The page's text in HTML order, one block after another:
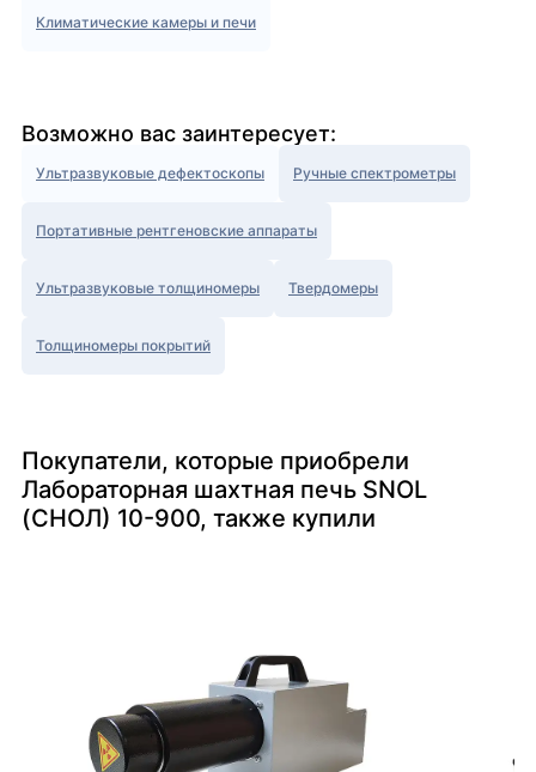
Климатические камеры и печи
Возможно вас заинтересует:
Ультразвуковые дефектоскопы Ручные спектрометры
Портативные рентгеновские аппараты
Ультразвуковые толщиномеры Твердомеры
Толщиномеры покрытий
Покупатели, которые приобрели
Лабораторная шахтная печь SNOL
(СНОЛ) 10-900, также купили